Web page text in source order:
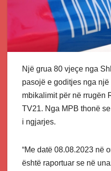
Një grua 80 vjeçe nga
pasojë e goditjes nga
mbikalimit për në rrugën
TV21. Nga MPB thonë
i ngjarjes.
“Me datë 08.08.2023 në
është raportuar se në